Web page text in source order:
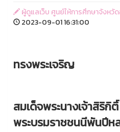
ผู้ดูแลเว็บ ศูนย์ให้การศึกษาจังหวั
2023-09-01 16:31:00
ทรงพระเจริญ
สมเด็จพระนางเจ้าสิริกิ
พระบรมราชชนนีพันปีห